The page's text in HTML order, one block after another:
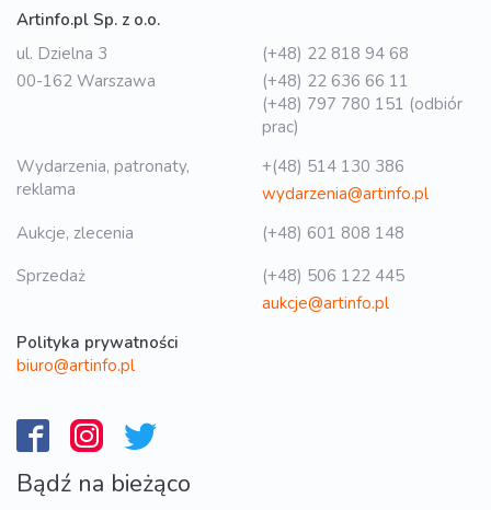
Artinfo.pl Sp. z o.o.
ul. Dzielna 3
00-162 Warszawa
(+48) 22 818 94 68
(+48) 22 636 66 11
(+48) 797 780 151 (odbiór
prac)
Wydarzenia, patronaty,
reklama
+(48) 514 130 386
wydarzenia@artinfo.pl
Aukcje, zlecenia
(+48) 601 808 148
Sprzedaż
(+48) 506 122 445
aukcje@artinfo.pl
Polityka prywatności
biuro@artinfo.pl
Bądź na bieżąco